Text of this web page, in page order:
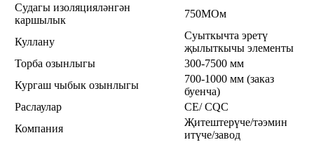
Судагы изоляцияләнгән
каршылык
750МОм
Куллану
Суыткычта эретү
җылыткычы элементы
Торба озынлыгы
300-7500 мм
Кургаш чыбык озынлыгы
700-1000 мм (заказ
буенча)
Раслаулар
CE/ CQC
Компания
Җитештерүче/тәэмин
итүче/завод